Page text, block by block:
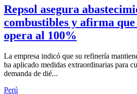
Repsol asegura
combustibles y afirma
opera al 100%
La empresa indicó que su refinería
ha aplicado medidas extraordinarias para
demanda de dié...
Perú